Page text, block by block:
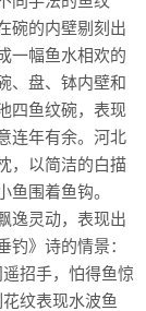
碗的内壁剔刻出
一幅鱼水相欢的
、盘、钵内壁和
四鱼纹碗，表现
连年有余。河北
，以简洁的白描
鱼围着鱼钩。
逸灵动，表现出
钓》诗的情景：
招手，怕得鱼惊
纹表现水波鱼